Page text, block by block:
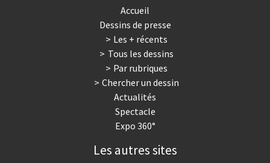
Accueil
Dessins de presse
Les + récents
Tous les dessins
Par rubriques
Chercher un dessin
Actualités
Spectacle
Expo 360°
Les autres sites